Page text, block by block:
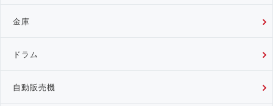
金庫
ドラム
自動販売機